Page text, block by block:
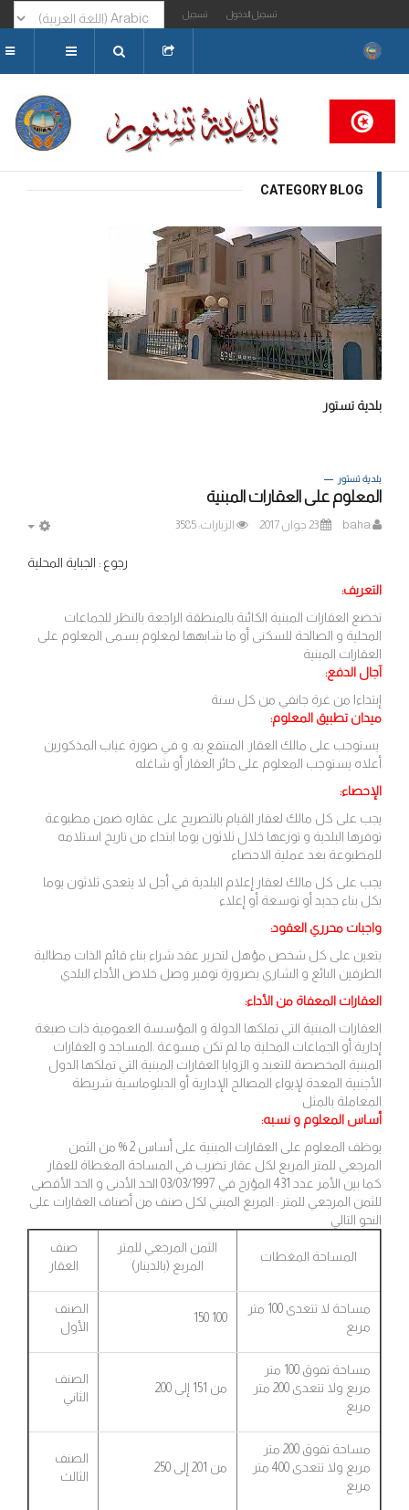
تسجيل الدخول تسجيل
البحث...
CATEGORY BLOG
بلدية تستور
بلدية تستور
المعلوم على العقارات المبنية
baha 23 جوان 2017 الزيارات: 3585
رجوع : الجباية المحلية
التعريف:
تخضع العقارات المبنية الكائنة بالمنطقة الراجعة بالنظر للجماعات
المحلية و الصالحة للسكنى أو ما شابهها لمعلوم يسمى المعلوم على
العقارات المبنية
آجال الدفع:
إبتداءا من غرة جانفي من كل سنة
ميدان تطبيق المعلوم:
يستوجب على مالك العقار. المنتفع به. و في صورة غياب المذكورين
أعلاه يستوجب المعلوم على حائز العقار أو شاغله
الإحصاء:
يجب على كل مالك لعقار القيام بالتصريح على عقاره ضمن مطبوعة
توفرها البلدية و توزعها خلال ثلاثون يوما ابتداء من تاريخ استلامه
للمطبوعة بعد عملية الاحصاء
يجب على كل مالك لعقار إعلام البلدية في أجل لا يتعدى ثلاثون يوما
بكل بناء جديد أو توسعة أو إعلاء
واجبات محرري العقود:
يتعين على كل شخص مؤهل لتحرير عقد شراء بناء قائم الذات مطالبة
الطرفين البائع و الشاري بضرورة توفير وصل خلاص الأداء البلدي
العقارات المعفاة من الأداء:
العقارات المبنية التي تملكها الدولة و المؤسسة العمومية ذات صبغة
إدارية أو الجماعات المحلية ما لم تكن مسوغة .المساجد و العقارات
المبنية المخصصة للتعبد و الزوايا العقارات المبنية التي تملكها الدول
الأجنبية المعدة لإيواء المصالح الإدارية أو الدبلوماسية شريطة
المعاملة بالمثل
أساس المعلوم و نسبه:
يوظف المعلوم على العقارات المبنية على أساس 2 % من الثمن
المرجعي للمتر المربع لكل عقار تضرب في المساحة المغطاة للعقار
كما بين الأمر عدد 431 المؤرخ في 03/03/1997 الحد الأدنى و الحد الأقصى
للثمن المرجعي للمتر : المربع المبني لكل صنف من أصناف العقارات على
النحو التالي
المساحة المغطات
الثمن المرجعي للمتر
المربع (بالدينار)
صنف
العقار
مساحة لا تتعدى 100 متر
مربع
100 150
الصنف
الأول
مساحة تفوق 100 متر
مربع ولا تتعدى 200 متر
مربع
من 151 إلى 200
الصنف
الثاني
مساحة تفوق 200 متر
مربع ولا تتعدى 400 متر
مربع
من 201 إلى 250
الصنف
الثالث